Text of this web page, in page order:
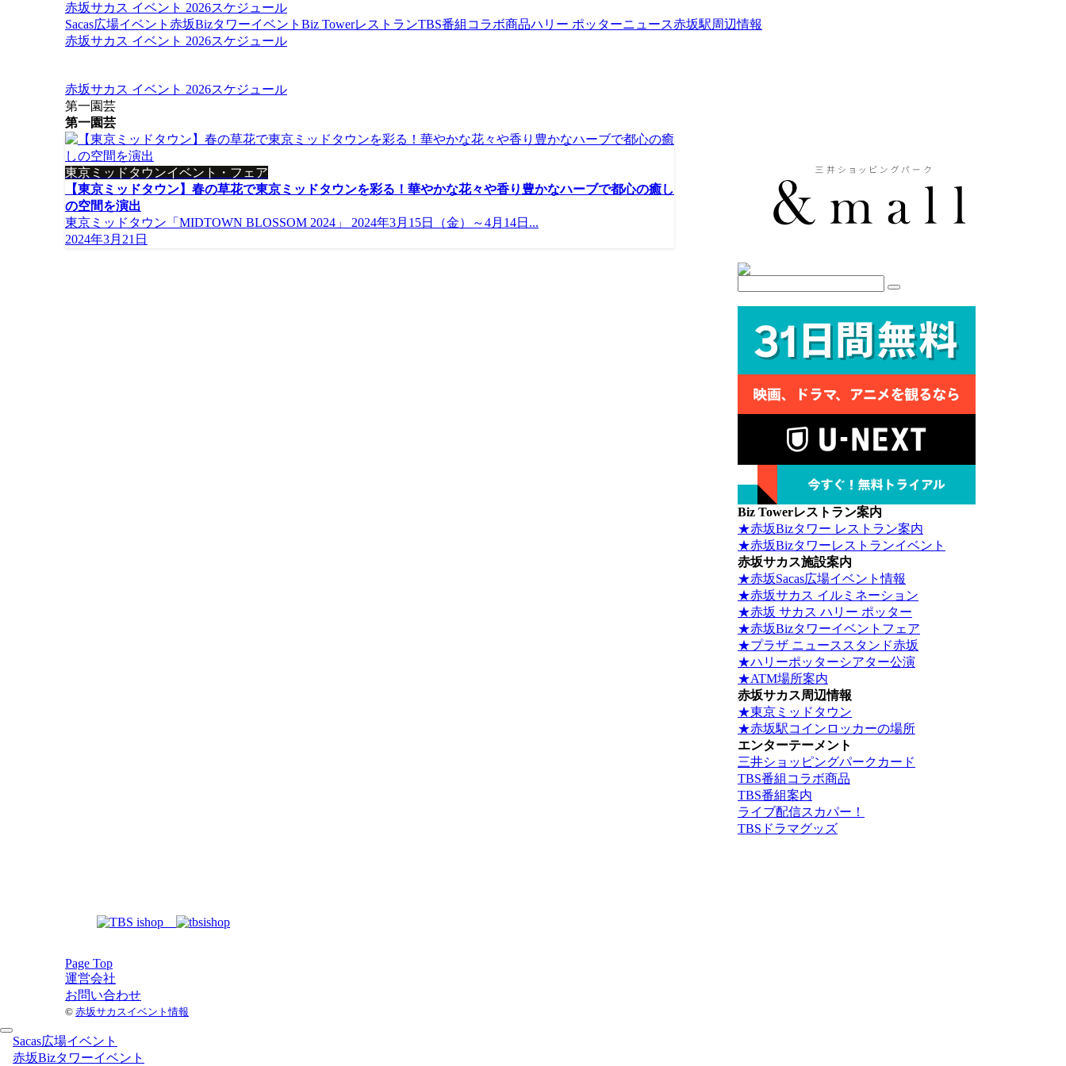
赤坂サカス イベント 2026スケジュール
Sacas広場イベント 赤坂Bizタワーイベント Biz TowerレストランTBS番組コラボ商品ハリー ポッターニュース赤坂駅周辺情報
赤坂サカス イベント 2026スケジュール
赤坂サカス イベント 2026スケジュール
第一園芸
第一園芸
東京ミッドタウンイベント・フェア
【東京ミッドタウン】春の草花で東京ミッドタウンを彩る！華やかな花々や香り豊かなハーブで都心の癒し
の空間を演出
東京ミッドタウン「MIDTOWN BLOSSOM 2024」 2024年3月15日（金）～4月14日...
2024年3月21日
Biz Towerレストラン案内
★赤坂Bizタワー レストラン案内
★赤坂Bizタワーレストランイベント
赤坂サカス施設案内
★赤坂Sacas広場イベント情報
★赤坂サカス イルミネーション
★赤坂 サカス ハリー ポッター
★赤坂Bizタワーイベントフェア
★プラザ ニューススタンド赤坂
★ハリーポッターシアター公演
★ATM場所案内
赤坂サカス周辺情報
★東京ミッドタウン
★赤坂駅コインロッカーの場所
エンターテーメント
三井ショッピングパークカード
TBS番組コラボ商品
TBS番組案内
ライブ配信スカパー！
TBSドラマグッズ
Page Top
運営会社
お問い合わせ
© 赤坂サカスイベント情報
Sacas広場イベント
赤坂Bizタワーイベント